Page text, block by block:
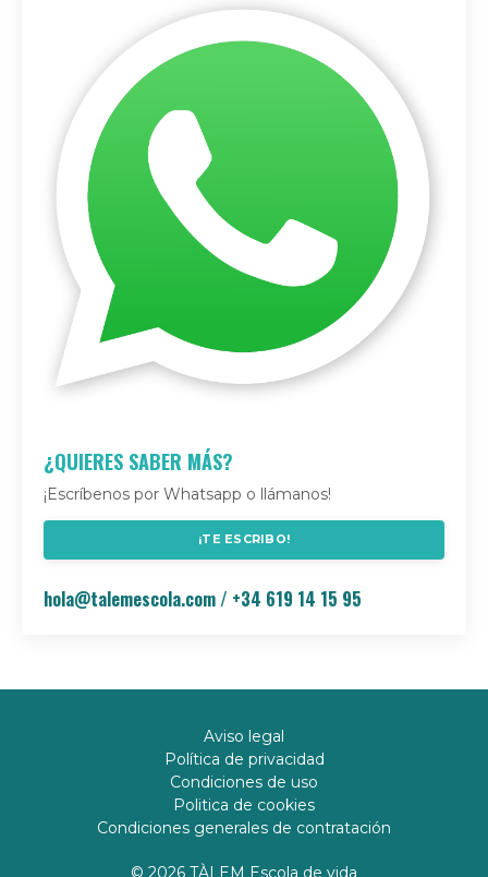
¿QUIERES SABER MÁS?
¡Escríbenos por Whatsapp o llámanos!
¡TE ESCRIBO!
hola@talemescola.com / +34 619 14 15 95
Aviso legal
Política de privacidad
Condiciones de uso
Politica de cookies
Condiciones generales de contratación
© 2026 TÀLEM Escola de vida